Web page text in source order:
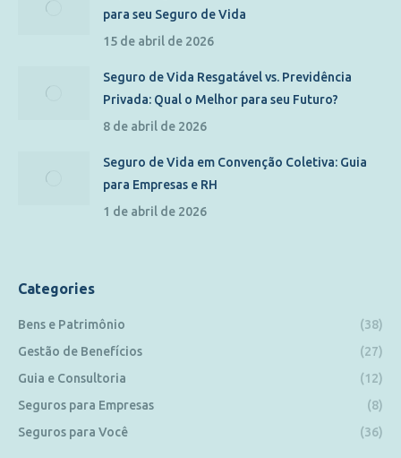
para seu Seguro de Vida
15 de abril de 2026
Seguro de Vida Resgatável vs. Previdência
Privada: Qual o Melhor para seu Futuro?
8 de abril de 2026
Seguro de Vida em Convenção Coletiva: Guia
para Empresas e RH
1 de abril de 2026
Categories
Bens e Patrimônio
(38)
Gestão de Benefícios
(27)
Guia e Consultoria
(12)
Seguros para Empresas
(8)
Seguros para Você
(36)